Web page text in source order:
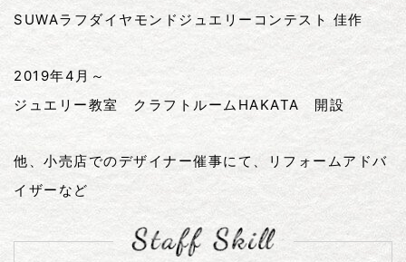
SUWAラフダイヤモンドジュエリーコンテスト 佳作
2019年4月～
ジュエリー教室 クラフトルームHAKATA 開設
他、小売店でのデザイナー催事にて、リフォームアドバ
イザーなど